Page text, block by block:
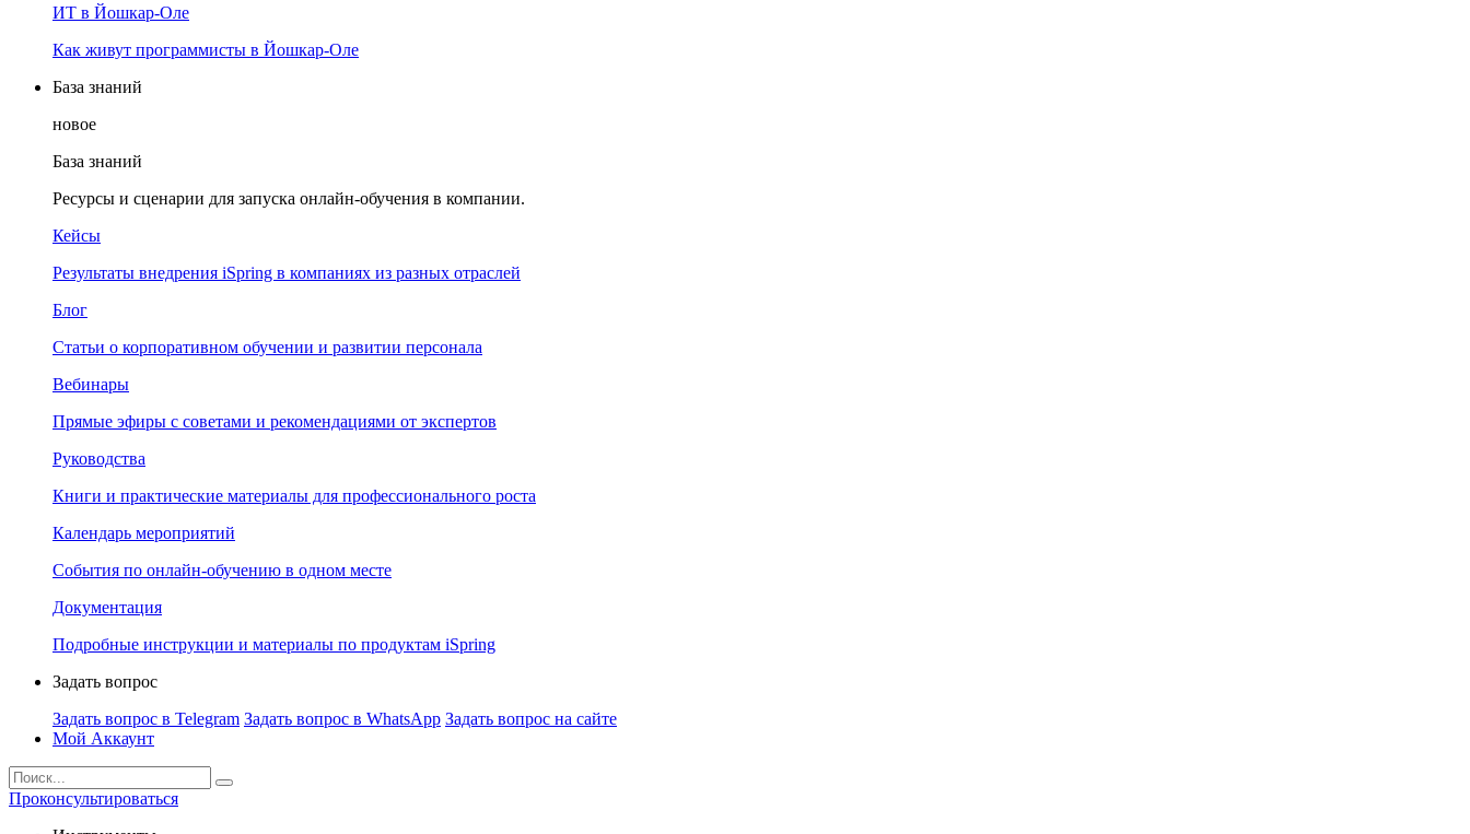
ИТ в Йошкар-Оле
Как живут программисты в Йошкар‑Оле
База знаний
новое
База знаний
Ресурсы и сценарии для запуска онлайн-обучения в компании.
Кейсы
Результаты внедрения iSpring в компаниях из разных отраслей
Блог
Статьи о корпоративном обучении и развитии персонала
Вебинары
Прямые эфиры с советами и рекомендациями от экспертов
Руководства
Книги и практические материалы для профессионального роста
Календарь мероприятий
События по онлайн-обучению в одном месте
Документация
Подробные инструкции и материалы по продуктам iSpring
Задать вопрос
Задать вопрос в Telegram Задать вопрос в WhatsApp Задать вопрос на сайте
Мой Аккаунт
Проконсультироваться